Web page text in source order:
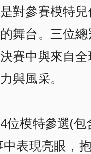
對參賽模特
舞台。三位
賽中與來自
與風采。
位模特參選(
表現亮眼，